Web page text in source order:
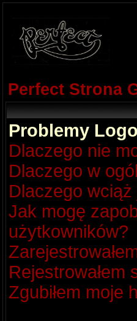
Perfect Strona
Problemy
Dlaczego nie
Dlaczego w
Dlaczego
Jak mogę
użytkowników?
Rejestrowałem
Zgubiłem moje